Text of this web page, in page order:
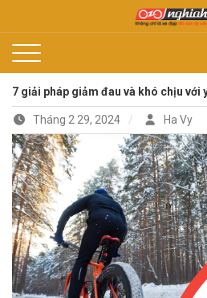
Xe đạp Nhật
7 giải pháp giảm đau và khó chịu với
Tháng 2 29, 2024 Ha Vy